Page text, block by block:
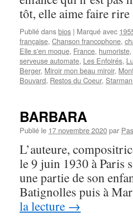
tôt, elle aime faire
Publié dansbios | Marqué avec
française, Chanson francophone,
Elle s'en moque, France, humoriste,
serveuse automate, Les Enfoirés,
Berger, Miroir mon beau miroir,
Bouvard, Restos du Coeur,
BARBARA
Publié le 17 novembre 2020par
L’auteure,
le 9 juin 1930 à Paris
une partie de son
Batignolles puis à
la lecture →